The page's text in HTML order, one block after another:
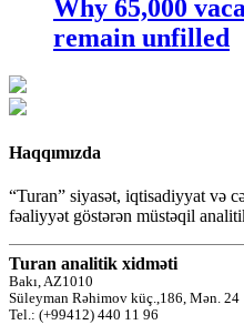
Why 65,000
remain unfilled
Haqqımızda
“Turan” siyasət, iqtisadiyyat və
fəaliyyət göstərən müstəqil
Turan analitik xidməti
Bakı, AZ1010
Süleyman Rəhimov küç.,186, Mən. 24
Tel.: (+99412) 440 11 96